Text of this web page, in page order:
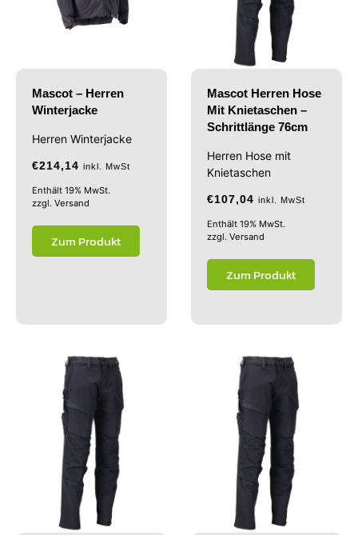
Mascot – Herren
Winterjacke
Herren Winterjacke
€214,14 inkl. MwSt
Enthält 19% MwSt.
zzgl. Versand
Zum Produkt
Mascot Herren Hose
Mit Knietaschen –
Schrittlänge 76cm
Herren Hose mit
Knietaschen
€107,04 inkl. MwSt
Enthält 19% MwSt.
zzgl. Versand
Zum Produkt